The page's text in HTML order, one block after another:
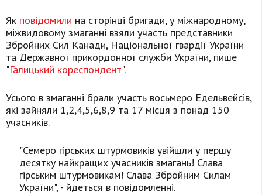
Як повідомили на сторінці бригади, у міжнародному,
міжвидовому змаганні взяли участь представники
Збройних Сил Канади, Національної гвардії України
та Державної прикордонної служби України, пише
"Галицький кореспондент".
Усього в змаганні брали участь восьмеро Едельвейсів,
які зайняли 1,2,4,5,6,8,9 та 17 місця з понад 150
учасників.
"Семеро гірських штурмовиків увійшли у першу
десятку найкращих учасників змагань! Слава
гірським штурмовикам! Слава Збройним Силам
України", - йдеться в повідомленні.